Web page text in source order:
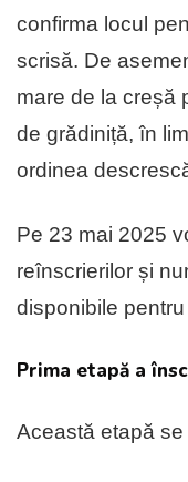
confirma locul
scrisă. De
mare de la creșă
de grădiniță, în
ordinea
Pe 23 mai 2025
reînscrierilor și
disponibile
Prima etapă a
Această etapă